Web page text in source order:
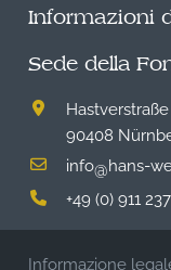
Informazioni
Sede della
Hastverstraße
90408
info@hans-
+49 (0) 911
Informazione